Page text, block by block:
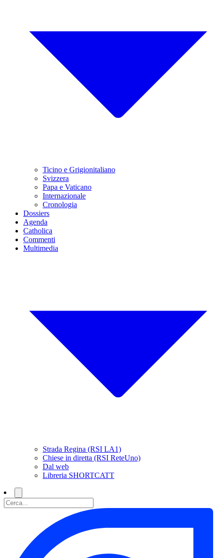
Ticino e Grigionitaliano
Svizzera
Papa e Vaticano
Internazionale
Cronologia
Dossiers
Agenda
Catholica
Commenti
Multimedia
Strada Regina (RSI LA1)
Chiese in diretta (RSI ReteUno)
Dal web
Libreria SHORTCATT